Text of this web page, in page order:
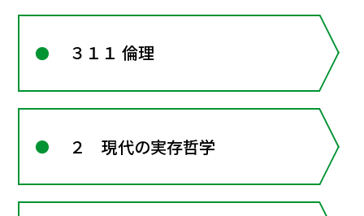
３１１ 倫理
２ 現代の実存哲学